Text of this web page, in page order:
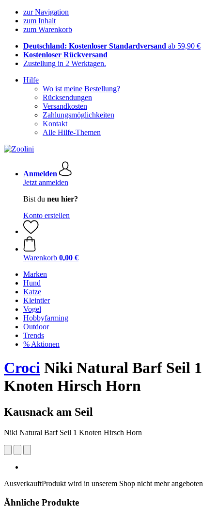
zur Navigation
zum Inhalt
zum Warenkorb
Deutschland: Kostenloser Standardversand ab 59,90 €
Kostenloser Rückversand
Zustellung in 2 Werktagen.
Hilfe
Wo ist meine Bestellung?
Rücksendungen
Versandkosten
Zahlungsmöglichkeiten
Kontakt
Alle Hilfe-Themen
Anmelden
Jetzt anmelden
Bist du neu hier?
Konto erstellen
Warenkorb 0,00 €
Marken
Hund
Katze
Kleintier
Vogel
Hobbyfarming
Outdoor
Trends
% Aktionen
Croci Niki Natural Barf Seil 1
Knoten Hirsch Horn
Kausnack am Seil
Niki Natural Barf Seil 1 Knoten Hirsch Horn
AusverkauftProdukt wird in unserem Shop nicht mehr angeboten
Ähnliche Produkte